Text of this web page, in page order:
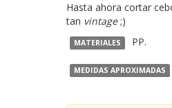
Hasta ahora cortar
tan vintage;)
MATERIALES PP.
MEDIDAS APROXIMADAS